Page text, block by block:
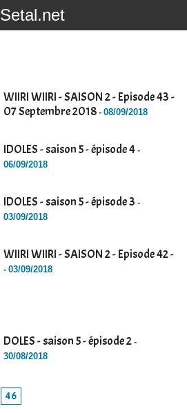
Setal.net
WIIRI WIIRI - SAISON 2 - Episode 43 -
07 Septembre 2018 - 08/09/2018
IDOLES - saison 5 - épisode 4 -
06/09/2018
IDOLES - saison 5 - épisode 3 -
03/09/2018
WIIRI WIIRI - SAISON 2 - Episode 42 -
- 03/09/2018
DOLES - saison 5 - épisode 2 -
30/08/2018
46